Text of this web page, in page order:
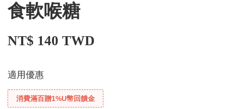
食軟喉糖
NT$ 140 TWD
適用優惠
消費滿百贈1%U幣回饋金